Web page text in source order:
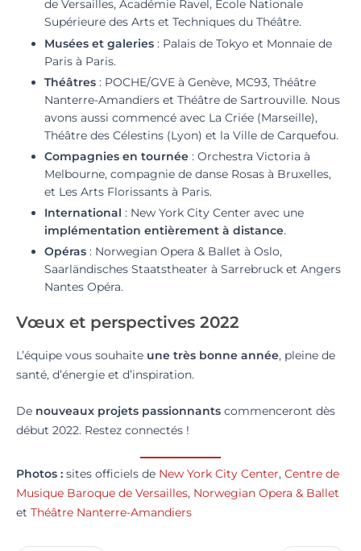
de Versailles, Académie Ravel, École Nationale
Supérieure des Arts et Techniques du Théâtre.
Musées et galeries : Palais de Tokyo et Monnaie de
Paris à Paris.
Théâtres : POCHE/GVE à Genève, MC93, Théâtre
Nanterre-Amandiers et Théâtre de Sartrouville. Nous
avons aussi commencé avec La Criée (Marseille),
Théâtre des Célestins (Lyon) et la Ville de Carquefou.
Compagnies en tournée : Orchestra Victoria à
Melbourne, compagnie de danse Rosas à Bruxelles,
et Les Arts Florissants à Paris.
International : New York City Center avec une
implémentation entièrement à distance.
Opéras : Norwegian Opera & Ballet à Oslo,
Saarländisches Staatstheater à Sarrebruck et Angers
Nantes Opéra.
Vœux et perspectives 2022
L’équipe vous souhaite une très bonne année, pleine de
santé, d’énergie et d’inspiration.
De nouveaux projets passionnants commenceront dès
début 2022. Restez connectés !
Photos : sites officiels de New York City Center, Centre de
Musique Baroque de Versailles, Norwegian Opera & Ballet
et Théâtre Nanterre-Amandiers